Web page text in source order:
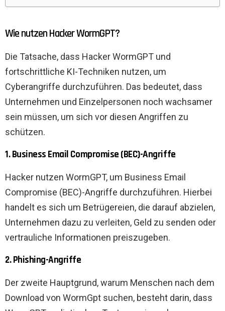
Wie nutzen Hacker WormGPT?
Die Tatsache, dass Hacker WormGPT und
fortschrittliche KI-Techniken nutzen, um
Cyberangriffe durchzuführen. Das bedeutet, dass
Unternehmen und Einzelpersonen noch wachsamer
sein müssen, um sich vor diesen Angriffen zu
schützen.
1. Business Email Compromise (BEC)-Angriffe
Hacker nutzen WormGPT, um Business Email
Compromise (BEC)-Angriffe durchzuführen. Hierbei
handelt es sich um Betrügereien, die darauf abzielen,
Unternehmen dazu zu verleiten, Geld zu senden oder
vertrauliche Informationen preiszugeben.
2. Phishing-Angriffe
Der zweite Hauptgrund, warum Menschen nach dem
Download von WormGpt suchen, besteht darin, dass